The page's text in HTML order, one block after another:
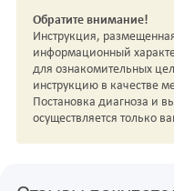
Обратите внимание!
Инструкция,
информационный
для ознакомительных
инструкцию в качестве
Постановка диагноза и
осуществляется только